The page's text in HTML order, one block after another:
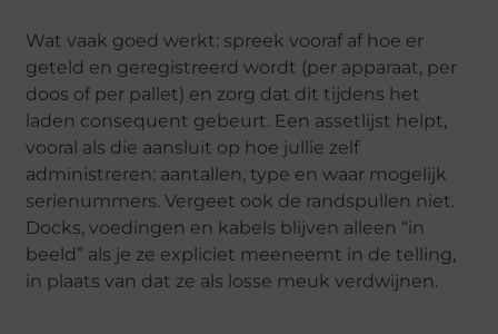
Wat vaak goed werkt: spreek vooraf af hoe er
geteld en geregistreerd wordt (per apparaat, per
doos of per pallet) en zorg dat dit tijdens het
laden consequent gebeurt. Een assetlijst helpt,
vooral als die aansluit op hoe jullie zelf
administreren: aantallen, type en waar mogelijk
serienummers. Vergeet ook de randspullen niet.
Docks, voedingen en kabels blijven alleen “in
beeld” als je ze expliciet meeneemt in de telling,
in plaats van dat ze als losse meuk verdwijnen.